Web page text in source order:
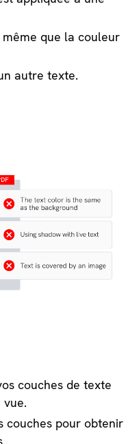
que la couleur
autre texte.
couches de texte
couches pour obtenir